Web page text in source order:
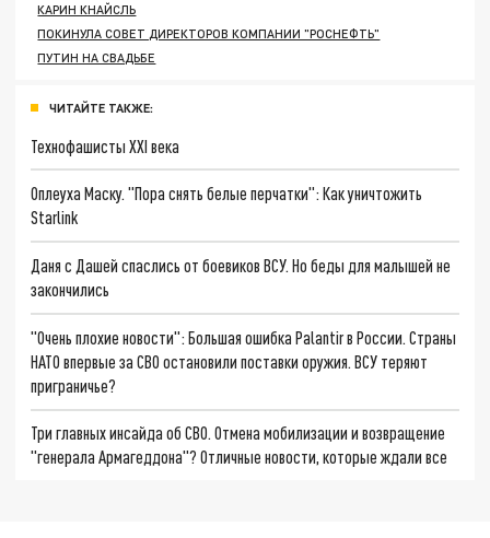
КАРИН КНАЙСЛЬ
ПОКИНУЛА СОВЕТ ДИРЕКТОРОВ КОМПАНИИ "РОСНЕФТЬ"
ПУТИН НА СВАДЬБЕ
ЧИТАЙТЕ ТАКЖЕ:
Технофашисты XXI века
Оплеуха Маску. "Пора снять белые перчатки": Как уничтожить
Starlink
Даня с Дашей спаслись от боевиков ВСУ. Но беды для малышей не
закончились
"Очень плохие новости": Большая ошибка Palantir в России. Страны
НАТО впервые за СВО остановили поставки оружия. ВСУ теряют
приграничье?
Три главных инсайда об СВО. Отмена мобилизации и возвращение
"генерала Армагеддона"? Отличные новости, которые ждали все